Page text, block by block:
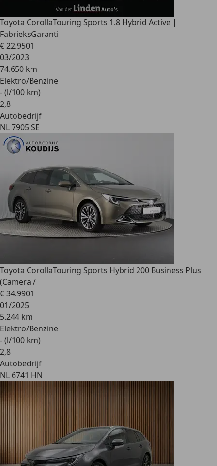
Toyota CorollaTouring Sports 1.8 Hybrid Active |
FabrieksGaranti
€ 22.9501
03/2023
74.650 km
Elektro/Benzine
- (l/100 km)
2,8
Autobedrijf
NL 7905 SE
Toyota CorollaTouring Sports Hybrid 200 Business Plus
(Camera /
€ 34.9901
01/2025
5.244 km
Elektro/Benzine
- (l/100 km)
2,8
Autobedrijf
NL 6741 HN